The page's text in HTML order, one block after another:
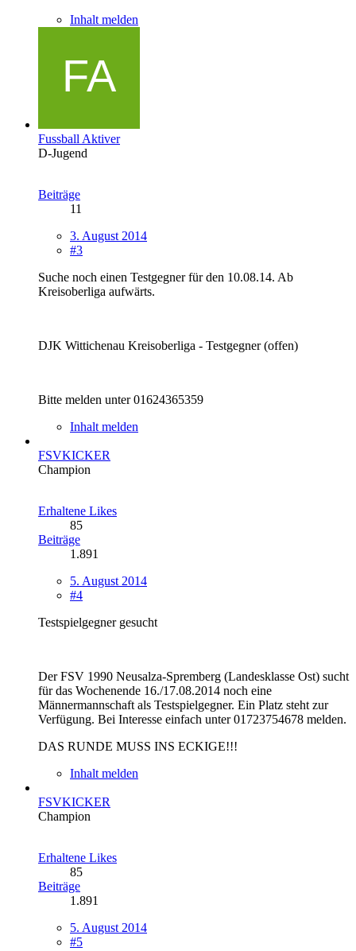
Inhalt melden
Fussball Aktiver
D-Jugend
Beiträge
11
3. August 2014
#3
Suche noch einen Testgegner für den 10.08.14. Ab
Kreisoberliga aufwärts.
DJK Wittichenau Kreisoberliga - Testgegner (offen)
Bitte melden unter 01624365359
Inhalt melden
FSVKICKER
Champion
Erhaltene Likes
85
Beiträge
1.891
5. August 2014
#4
Testspielgegner gesucht
Der FSV 1990 Neusalza-Spremberg (Landesklasse Ost) sucht
für das Wochenende 16./17.08.2014 noch eine
Männermannschaft als Testspielgegner. Ein Platz steht zur
Verfügung. Bei Interesse einfach unter 01723754678 melden.
DAS RUNDE MUSS INS ECKIGE!!!
Inhalt melden
FSVKICKER
Champion
Erhaltene Likes
85
Beiträge
1.891
5. August 2014
#5